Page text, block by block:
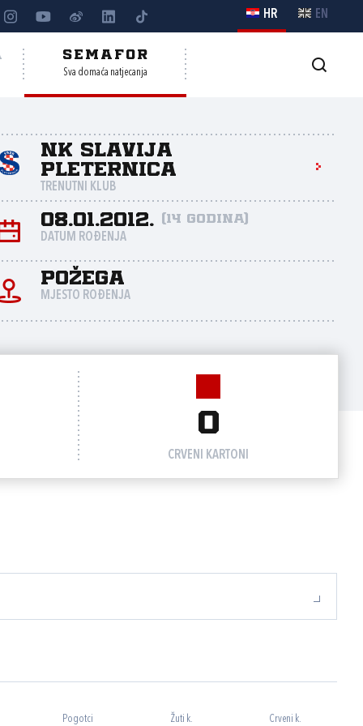
HR EN
SEMAFOR
Sva domaća natjecanja
NK Slavija
Pleternica
TRENUTNI KLUB
08.01.2012. (14 godina)
DATUM ROĐENJA
Požega
MJESTO ROĐENJA
0
CRVENI KARTONI
Pogotci Žuti k. Crveni k.